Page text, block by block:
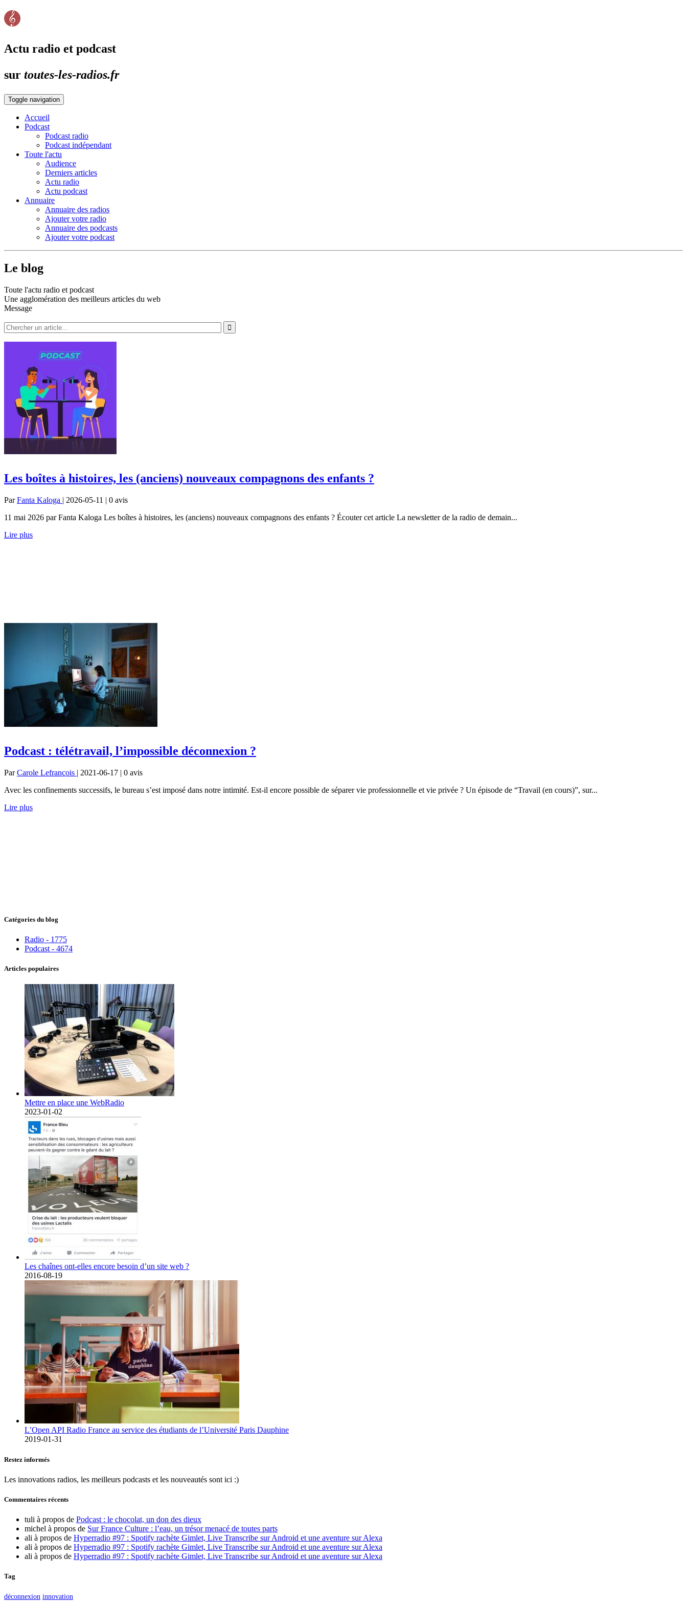
Actu radio et podcast
sur toutes-les-radios.fr
Toggle navigation
Accueil
Podcast
Podcast radio
Podcast indépendant
Toute l'actu
Audience
Derniers articles
Actu radio
Actu podcast
Annuaire
Annuaire des radios
Ajouter votre radio
Annuaire des podcasts
Ajouter votre podcast
Le blog
Toute l'actu radio et podcast
Une agglomération des meilleurs articles du web
Message
Les boîtes à histoires, les (anciens) nouveaux compagnons des enfants ?
ParFanta Kaloga | 2026-05-11 | 0 avis
11 mai 2026 par Fanta Kaloga Les boîtes à histoires, les (anciens) nouveaux compagnons des enfants ? Écouter cet article La newsletter de la radio de demain...
Lire plus
Podcast : télétravail, l’impossible déconnexion ?
ParCarole Lefrançois | 2021-06-17 | 0 avis
Avec les confinements successifs, le bureau s’est imposé dans notre intimité. Est-il encore possible de séparer vie professionnelle et vie privée ? Un épisode de “Travail (en cours)”, sur...
Lire plus
Catégories du blog
Radio - 1775
Podcast - 4674
Articles populaires
Mettre en place une WebRadio
2023-01-02
Les chaînes ont-elles encore besoin d’un site web ?
2016-08-19
L’Open API Radio France au service des étudiants de l’Université Paris Dauphine
2019-01-31
Restez informés
Les innovations radios, les meilleurs podcasts et les nouveautés sont ici :)
Commentaires récents
tuli à propos de Podcast : le chocolat, un don des dieux
michel à propos de Sur France Culture : l’eau, un trésor menacé de toutes parts
ali à propos de Hyperradio #97 : Spotify rachète Gimlet, Live Transcribe sur Android et une aventure sur Alexa
ali à propos de Hyperradio #97 : Spotify rachète Gimlet, Live Transcribe sur Android et une aventure sur Alexa
ali à propos de Hyperradio #97 : Spotify rachète Gimlet, Live Transcribe sur Android et une aventure sur Alexa
Tag
déconnexion innovation